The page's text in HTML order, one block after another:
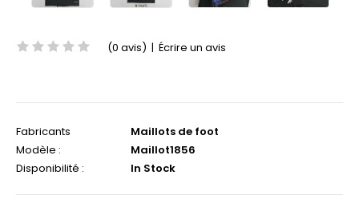
(0 avis) | Écrire un avis
Fabricants
Maillots de foot
Modèle :
Maillot1856
Disponibilité :
In Stock